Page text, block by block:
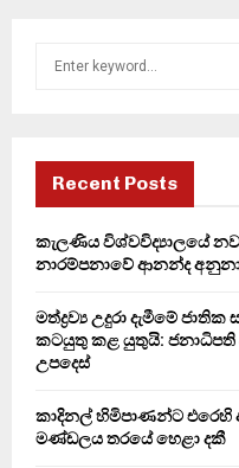
f
r
Recent Posts
කැලණිය විශ්වවිද්‍යාලයේ
නාරම්පනාවේ ආනන්ද
මත්ද්‍රව්‍ය උදුරා දැමීමේ
කටයුතු කළ යුතුයි: ජනාධිපති
උපදෙස්
කාදිනල් හිමිපාණන්ට එරෙහි
මණ්ඩලය තරයේ හෙළා දකී